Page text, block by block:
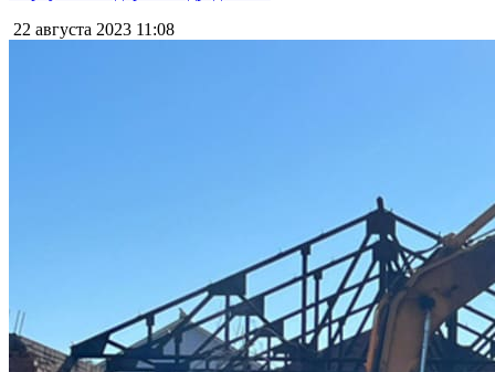
22 августа 2023 11:08